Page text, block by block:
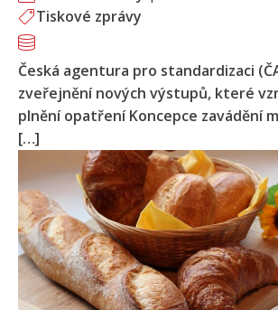
Tiskové zprávy
Česká agentura pro standardizaci
zveřejnění nových výstupů, které
plnění opatření Koncepce zavádění
[…]